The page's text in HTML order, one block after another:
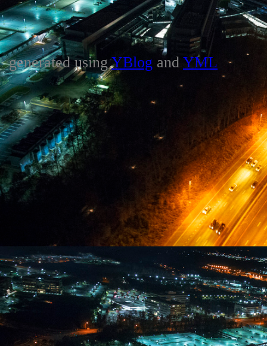
generated usingYBlog and YML